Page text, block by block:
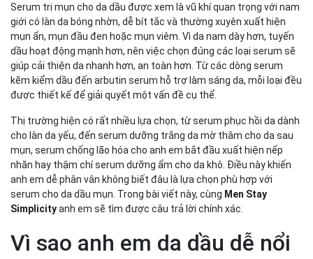
Serum trị mụn cho da dầu hoạt động thế nào? Thành
phần nào anh em nên ưu tiên?
Nhóm tẩy tế bào chết – làm sạch sâu lỗ chân lông
Nhóm kháng khuẩn – kháng viêm chuyên biệt cho da dầu
mụn
Nhóm phục hồi – hàng rào bảo vệ da khỏe hơn
tình trạng mụn
Da dầu mụn ẩn – chọn serum thấm nhanh, không gây
nhờn
Da dầu mụn viêm – ưu tiên khả năng kháng viêm mạnh
Da dầu mụn thâm – kết hợp thêm serum dưỡng trắng da
mờ thâm
học cho anh em
Bước 1 – Rửa mặt và làm sạch dầu thừa đúng cách
Serum trị mụn cho da dầu được xem là vũ khí quan trọng với nam
giới có làn da bóng nhờn, dễ bít tắc và thường xuyên xuất hiện
mụn ẩn, mụn đầu đen hoặc mụn viêm. Vì da nam dày hơn, tuyến
dầu hoạt động mạnh hơn, nên việc chọn đúng các loại serum sẽ
giúp cải thiện da nhanh hơn, an toàn hơn. Từ các dòng serum
kẽm kiểm dầu đến arbutin serum hỗ trợ làm sáng da, mỗi loại đều
được thiết kế để giải quyết một vấn đề cụ thể.
Thị trường hiện có rất nhiều lựa chọn, từ serum phục hồi da dành
cho làn da yếu, đến serum dưỡng trắng da mờ thâm cho da sau
mụn, serum chống lão hóa cho anh em bắt đầu xuất hiện nếp
nhăn hay thậm chí serum dưỡng ẩm cho da khô. Điều này khiến
anh em dễ phân vân không biết đâu là lựa chọn phù hợp với
serum cho da dầu mụn. Trong bài viết này, cùng Men Stay
Simplicityanh em sẽ tìm được câu trả lời chính xác.
Vì sao anh em da dầu dễ nổi